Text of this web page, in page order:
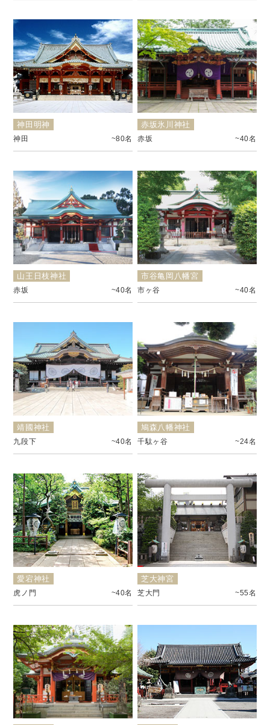
神田明神
神田 ~80名
赤坂氷川神社
赤坂 ~40名
山王日枝神社
赤坂 ~40名
市谷亀岡八幡宮
市ヶ谷 ~40名
靖國神社
九段下 ~40名
鳩森八幡神社
千駄ヶ谷 ~24名
愛宕神社
虎ノ門 ~40名
芝大神宮
芝大門 ~55名